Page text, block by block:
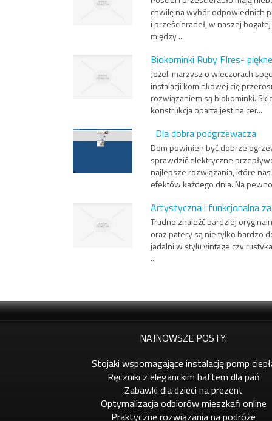
chwilę na wybór odpowiednich
i prześcieradeł, w naszej
między ...
Biokominki Ruby FIres-
Jeżeli marzysz o wieczorach
instalacji kominkowej cię
rozwiązaniem są biokominki.
konstrukcja oparta jest na cer...
Dla dobra podgrzewacza
Dom powinien być dobrze
sprawdzić elektryczne
najlepsze rozwiązania, które
efektów każdego dnia. Na
Artystyczna i funkcjonalna
Trudno znaleźć bardziej
oraz patery są nie tylko bardzo
jadalni w stylu vintage czy
...
NAJNOWSZE POSTY:
Stojaki wspomagające instalację pomp
Ręczniki z eleganckim haftem dla pań
Zabawki dla dzieci na prezent
Optymalizacja odbiorów mieszkań online
Praktyczne rozwiązania na podróże